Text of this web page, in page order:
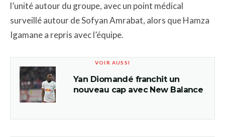
l’unité autour du groupe, avec un point médical
surveillé autour de Sofyan Amrabat, alors que Hamza
Igamane a repris avec l’équipe.
VOIR AUSSI
Yan Diomandé franchit un
nouveau cap avec New Balance